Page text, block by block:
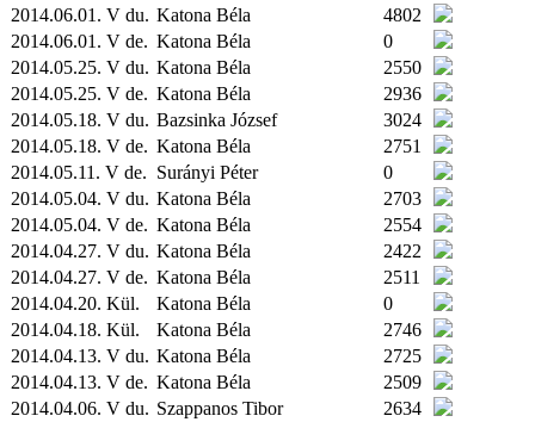
2014.06.01. V du. Katona Béla
4802
2014.06.01. V de. Katona Béla
0
2014.05.25. V du. Katona Béla
2550
2014.05.25. V de. Katona Béla
2936
2014.05.18. V du. Bazsinka József
3024
2014.05.18. V de. Katona Béla
2751
2014.05.11. V de. Surányi Péter
0
2014.05.04. V du. Katona Béla
2703
2014.05.04. V de. Katona Béla
2554
2014.04.27. V du. Katona Béla
2422
2014.04.27. V de. Katona Béla
2511
2014.04.20. Kül. Katona Béla
0
2014.04.18. Kül. Katona Béla
2746
2014.04.13. V du. Katona Béla
2725
2014.04.13. V de. Katona Béla
2509
2014.04.06. V du. Szappanos Tibor
2634